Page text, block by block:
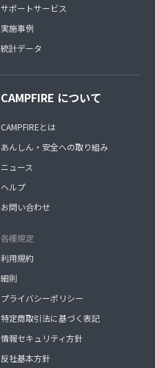
サポートサービス
実施事例
統計データ
CAMPFIRE について
CAMPFIREとは
あんしん・安全への取り組み
ニュース
ヘルプ
お問い合わせ
各種規定
利用規約
細則
プライバシーポリシー
特定商取引法に基づく表記
情報セキュリティ方針
反社基本方針